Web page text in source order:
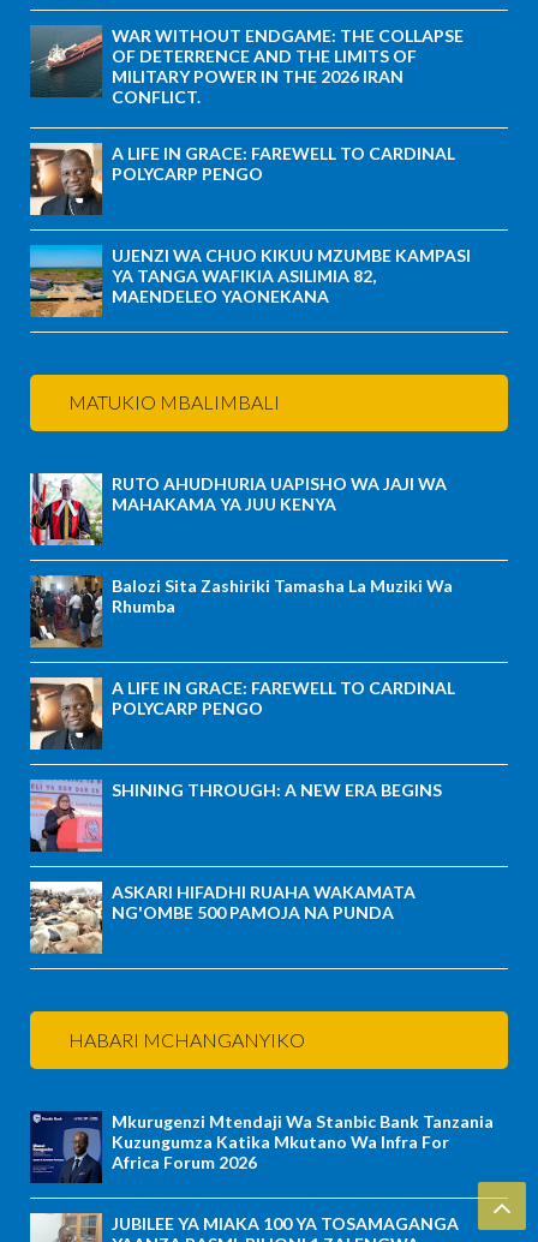
WAR WITHOUT ENDGAME: THE COLLAPSE
OF DETERRENCE AND THE LIMITS OF
MILITARY POWER IN THE 2026 IRAN
CONFLICT.
A LIFE IN GRACE: FAREWELL TO CARDINAL
POLYCARP PENGO
UJENZI WA CHUO KIKUU MZUMBE KAMPASI
YA TANGA WAFIKIA ASILIMIA 82,
MAENDELEO YAONEKANA
MATUKIO MBALIMBALI
RUTO AHUDHURIA UAPISHO WA JAJI WA
MAHAKAMA YA JUU KENYA
Balozi Sita Zashiriki Tamasha La Muziki Wa
Rhumba
A LIFE IN GRACE: FAREWELL TO CARDINAL
POLYCARP PENGO
SHINING THROUGH: A NEW ERA BEGINS
ASKARI HIFADHI RUAHA WAKAMATA
NG'OMBE 500 PAMOJA NA PUNDA
HABARI MCHANGANYIKO
Mkurugenzi Mtendaji Wa Stanbic Bank Tanzania
Kuzungumza Katika Mkutano Wa Infra For
Africa Forum 2026
JUBILEE YA MIAKA 100 YA TOSAMAGANGA